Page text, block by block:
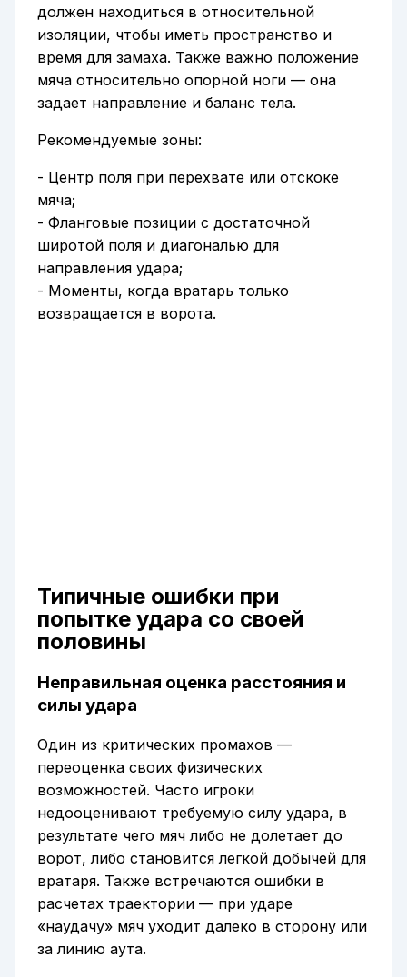
должен находиться в относительной
изоляции, чтобы иметь пространство и
время для замаха. Также важно положение
мяча относительно опорной ноги — она
задает направление и баланс тела.
Рекомендуемые зоны:
- Центр поля при перехвате или отскоке
мяча;
- Фланговые позиции с достаточной
широтой поля и диагональю для
направления удара;
- Моменты, когда вратарь только
возвращается в ворота.
Типичные ошибки при
попытке удара со своей
половины
Неправильная оценка расстояния и
силы удара
Один из критических промахов —
переоценка своих физических
возможностей. Часто игроки
недооценивают требуемую силу удара, в
результате чего мяч либо не долетает до
ворот, либо становится легкой добычей для
вратаря. Также встречаются ошибки в
расчетах траектории — при ударе
«наудачу» мяч уходит далеко в сторону или
за линию аута.